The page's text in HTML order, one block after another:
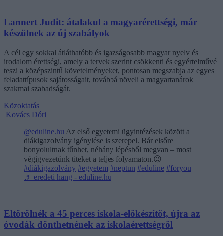
Lannert Judit: átalakul a magyarérettségi, már
készülnek az új szabályok
A cél egy sokkal átláthatóbb és igazságosabb magyar nyelv és
irodalom érettségi, amely a tervek szerint csökkenti és egyértelművé
teszi a középszintű követelményeket, pontosan megszabja az egyes
feladattípusok sajátosságait, továbbá növeli a magyartanárok
szakmai szabadságát.
Közoktatás
Kovács Dóri
@eduline.hu Az első egyetemi ügyintézések között a
diákigazolvány igénylése is szerepel. Bár elsőre
bonyolultnak tűnhet, néhány lépésből megvan – most
végigvezetünk titeket a teljes folyamaton.😉
#diákigazolvány #egyetem #neptun #eduline #foryou
♬ eredeti hang - eduline.hu
Eltörölnék a 45 perces iskola-előkészítőt, újra az
óvodák dönthetnének az iskolaérettségről